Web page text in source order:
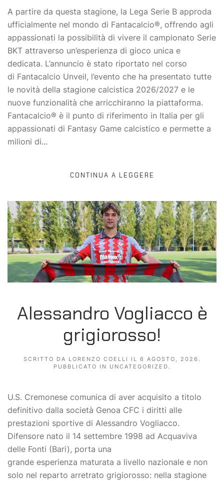
A partire da questa stagione, la Lega Serie B approda
ufficialmente nel mondo di Fantacalcio®, offrendo agli
appassionati la possibilità di vivere il campionato Serie
BKT attraverso un’esperienza di gioco unica e
dedicata. L’annuncio è stato riportato nel corso
di Fantacalcio Unveil, l’evento che ha presentato tutte
le novità della stagione calcistica 2026/2027 e le
nuove funzionalità che arricchiranno la piattaforma.
Fantacalcio® è il punto di riferimento in Italia per gli
appassionati di Fantasy Game calcistico e permette a
milioni di...
CONTINUA A LEGGERE
Alessandro Vogliacco è
grigiorosso!
SCRITTO DA LORENZO COELLI IL 6 AGOSTO, 2026 .
PUBBLICATO IN UNCATEGORIZED .
U.S. Cremonese comunica di aver acquisito a titolo
definitivo dalla società Genoa CFC i diritti alle
prestazioni sportive di Alessandro Vogliacco.
Difensore nato il 14 settembre 1998 ad Acquaviva
delle Fonti (Bari), porta una
grande esperienza maturata a livello nazionale e non
solo nel reparto arretrato grigiorosso: nella stagione